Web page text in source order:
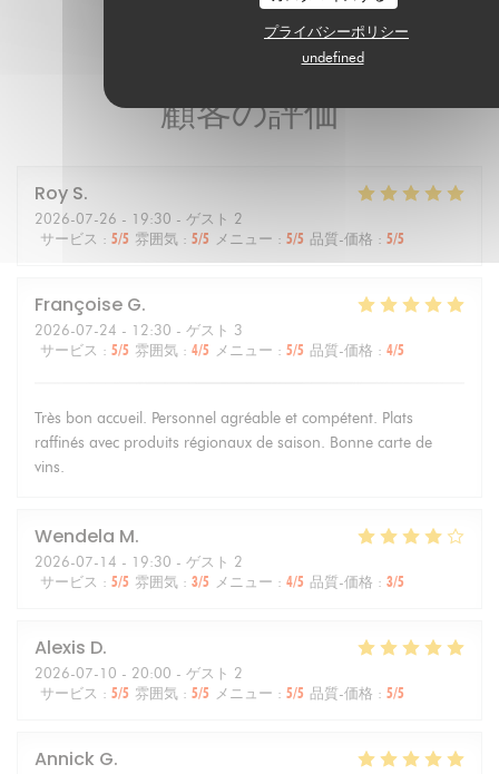
プライバシーポリシー
undefined
顧客の評価
Roy S
2026-07-26 - 19:30 - ゲスト 2
サービス : 5/5 雰囲気 : 5/5 メニュー : 5/5 品質-価格 : 5/5
Françoise G
2026-07-24 - 12:30 - ゲスト 3
サービス : 5/5 雰囲気 : 4/5 メニュー : 5/5 品質-価格 : 4/5
Très bon accueil. Personnel agréable et compétent. Plats
raffinés avec produits régionaux de saison. Bonne carte de
vins.
Wendela M
2026-07-14 - 19:30 - ゲスト 2
サービス : 5/5 雰囲気 : 3/5 メニュー : 4/5 品質-価格 : 3/5
Alexis D
2026-07-10 - 20:00 - ゲスト 2
サービス : 5/5 雰囲気 : 5/5 メニュー : 5/5 品質-価格 : 5/5
Annick G